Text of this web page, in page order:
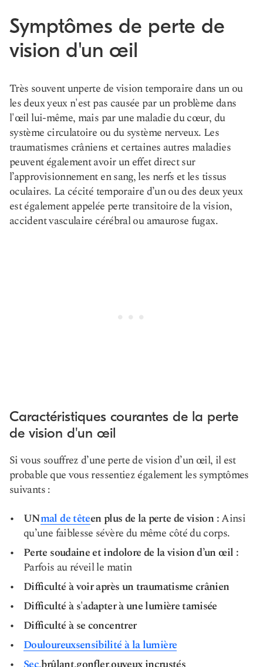
Symptômes de perte de
vision d'un œil
Très souvent unperte de vision temporairedans un ou
les deux yeux n'est pas causée par un problème dans
l'œil lui-même, mais par une maladie du cœur, du
système circulatoire ou du système nerveux. Les
traumatismes crâniens et certaines autres maladies
peuvent également avoir un effet direct sur
l’approvisionnement en sang, les nerfs et les tissus
oculaires. La cécité temporaire d’un ou des deux yeux
est également appelée perte transitoire de la vision,
accident vasculaire cérébral ou amaurose fugax.
Caractéristiques courantes de la perte
de vision d'un œil
Si vous souffrez d’une perte de vision d’un œil, il est
probable que vous ressentiez également les symptômes
suivants :
UNmal de têteen plus de la perte de vision :Ainsi
qu’une faiblesse sévère du même côté du corps.
Perte soudaine et indolore de la vision d’un œil :
Parfois au réveil le matin
Difficulté à voir après un traumatisme crânien
Difficulté à s'adapter à une lumière tamisée
Difficulté à se concentrer
Douloureuxsensibilité à la lumière